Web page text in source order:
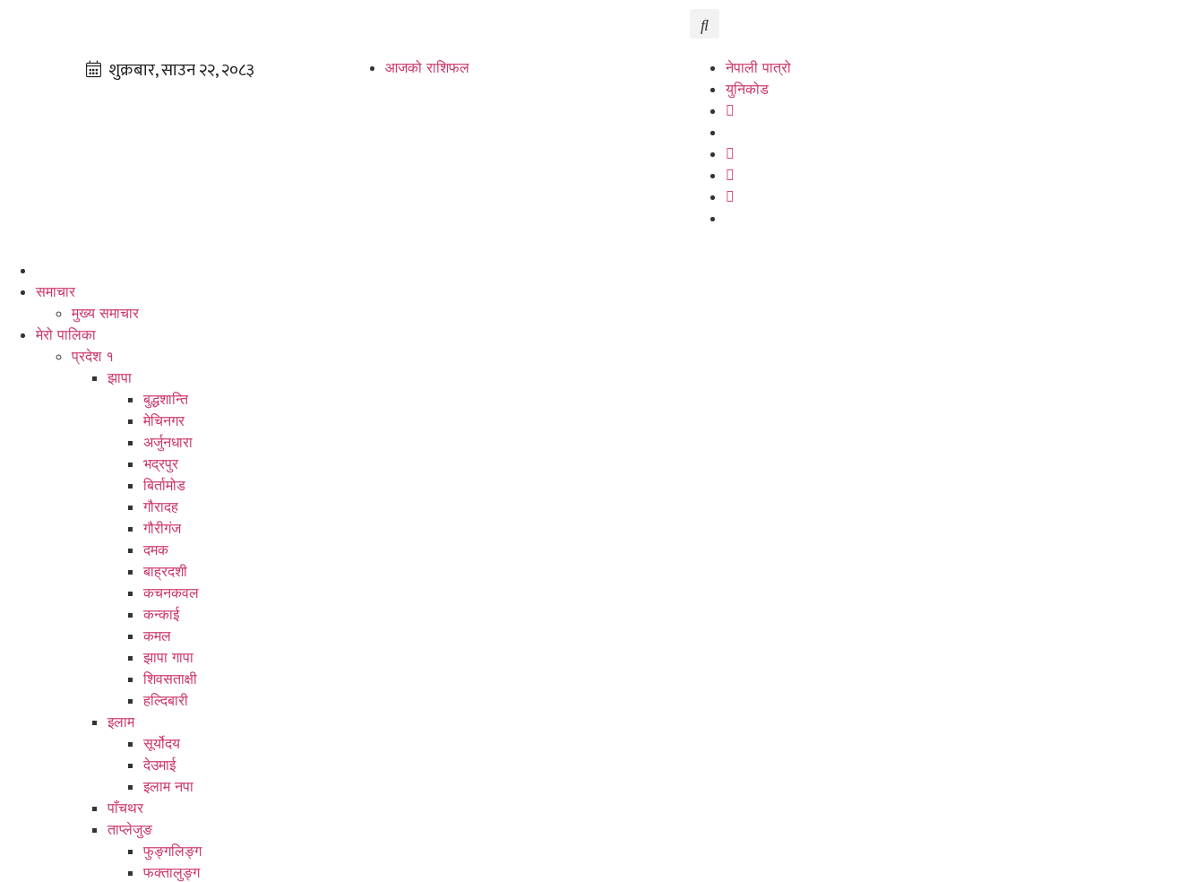
आजको राशिफल
नेपाली पात्रो
युनिकोड
समाचार
मुख्य समाचार
मेरो पालिका
प्रदेश १
झापा
बुद्धशान्ति
मेचिनगर
अर्जुनधारा
भद्रपुर
बिर्तामोड
गौरादह
गौरीगंज
दमक
बाह्रदशी
कचनकवल
कन्काई
कमल
झापा गापा
शिवसताक्षी
हल्दिबारी
इलाम
सूर्योदय
देउमाई
इलाम नपा
पाँचथर
ताप्लेजुङ
फुङ्गलिङ्ग
फक्तालुङ्ग